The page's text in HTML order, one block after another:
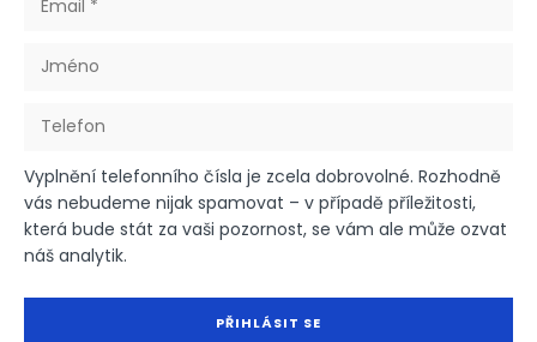
Vyplnění telefonního čísla je zcela dobrovolné. Rozhodně
vás nebudeme nijak spamovat – v případě příležitosti,
která bude stát za vaši pozornost, se vám ale může ozvat
náš analytik.